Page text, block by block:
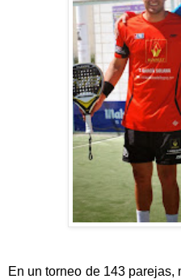
En un torneo de 143